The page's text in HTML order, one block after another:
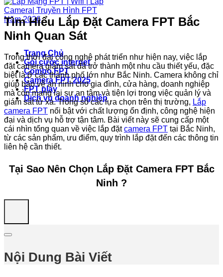
Trang Chủ
Gói cước internet
Combo FPT
Camera FPT 2025
FPT play
Dịch vụ doanh nghiệp
Tìm Hiểu Lắp Đặt Camera FPT Bắc
Ninh Quan Sát
Trong thời đại công nghệ phát triển như hiện nay, việc lắp
đặt camera giám sát đã trở thành một nhu cầu thiết yếu, đặc
biệt là ở các thành phố lớn như Bắc Ninh. Camera không chỉ
giúp bảo vệ an ninh cho gia đình, cửa hàng, doanh nghiệp
mà còn mang lại sự an tâm và tiện lợi trong việc quản lý và
giám sát từ xa. Trong số các lựa chọn trên thị trường, Lắp
camera FPT nổi bật với chất lượng ổn định, công nghệ hiện
đại và dịch vụ hỗ trợ tận tâm. Bài viết này sẽ cung cấp một
cái nhìn tổng quan về việc lắp đặtcamera FPT tại Bắc Ninh,
từ các sản phẩm, ưu điểm, quy trình lắp đặt đến các thông tin
liên hệ cần thiết.
Tại Sao Nên Chọn Lắp Đặt Camera FPT Bắc
Ninh ?
Nội Dung Bài Viết